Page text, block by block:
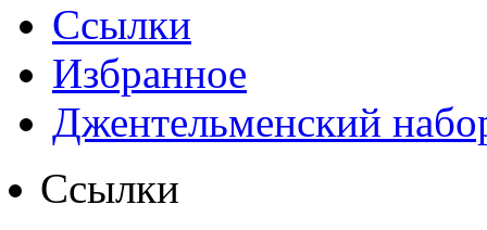
Ссылки
Избранное
Джентельменский
Ссылки